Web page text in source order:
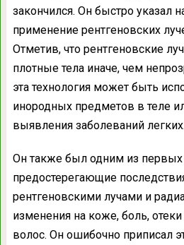
закончился. Он быстро указал
применение рентгеновских
Отметив, что рентгеновские
плотные тела иначе, чем
эта технология может быть
инородных предметов в теле
выявления заболеваний легких.
Он также был одним из
предостерегающие
рентгеновскими лучами и
изменения на коже, боль,
волос. Он ошибочно приписал